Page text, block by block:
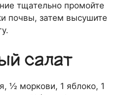
тщательно промойте
почвы, затем высушите
салат
½ моркови, 1 яблоко, 1